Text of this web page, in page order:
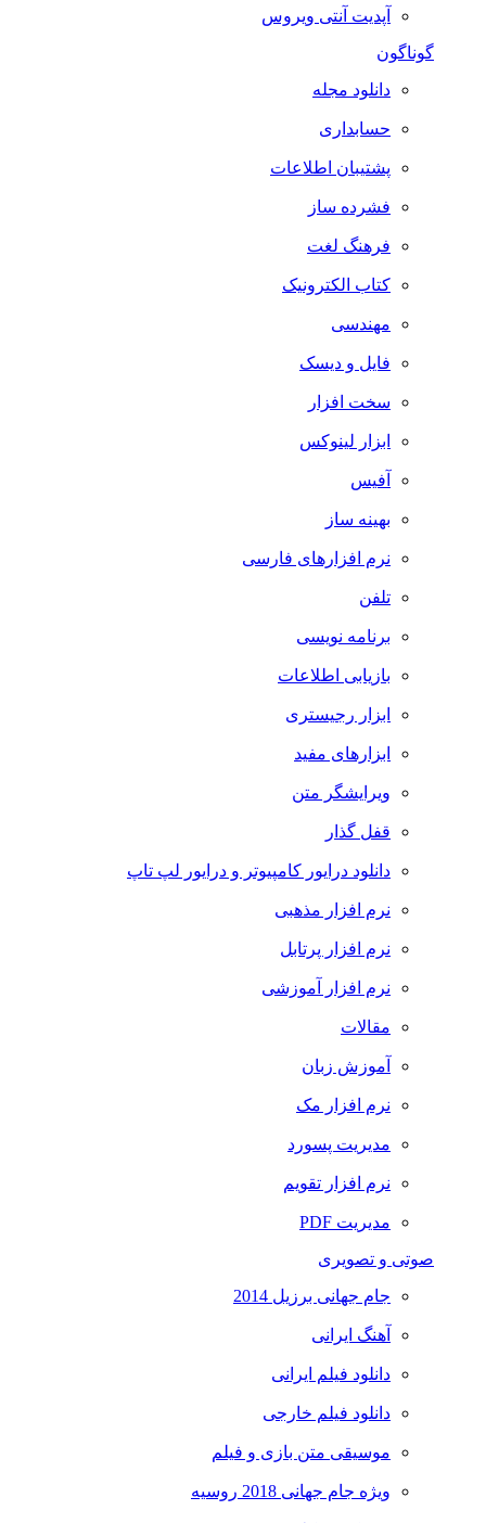
آپدیت آنتی ویروس
گوناگون
دانلود مجله
حسابداری
پشتیبان اطلاعات
فشرده ساز
فرهنگ لغت
کتاب الکترونیک
مهندسی
فایل و دیسک
سخت افزار
ابزار لینوکس
آفیس
بهینه ساز
نرم افزارهای فارسی
تلفن
برنامه نویسی
بازیابی اطلاعات
ابزار رجیستری
ابزارهای مفید
ویرایشگر متن
قفل گذار
دانلود درایور کامپیوتر و درایور لپ تاپ
نرم افزار مذهبی
نرم افزار پرتابل
نرم افزار آموزشی
مقالات
آموزش زبان
نرم افزار مک
مدیریت پسورد
نرم افزار تقویم
مدیریت PDF
صوتی و تصویری
جام جهانی برزیل 2014
آهنگ ایرانی
دانلود فیلم ایرانی
دانلود فیلم خارجی
موسیقی متن بازی و فیلم
ویژه جام جهانی 2018 روسیه